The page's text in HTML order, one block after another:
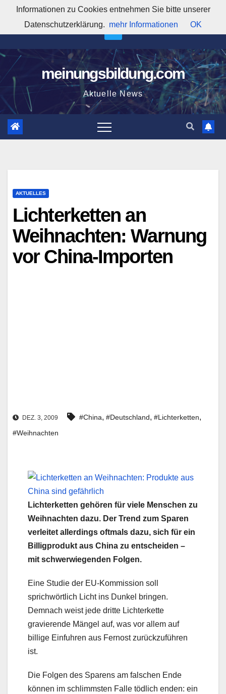
springen
11:53:23 PM
meinungsbildung.com
Aktuelle News
AKTUELLES
Lichterketten an
Weihnachten: Warnung
vor China-Importen
DEZ. 3, 2009 #China, #Deutschland, #Lichterketten,
#Weihnachten
Lichterketten gehören für viele Menschen zu
Weihnachten dazu. Der Trend zum Sparen
verleitet allerdings oftmals dazu, sich für ein
Billigprodukt aus China zu entscheiden –
mit schwerwiegenden Folgen.
Eine Studie der EU-Kommission soll
sprichwörtlich Licht ins Dunkel bringen.
Demnach weist jede dritte Lichterkette
gravierende Mängel auf, was vor allem auf
billige Einfuhren aus Fernost zurückzuführen
ist.
Die Folgen des Sparens am falschen Ende
können im schlimmsten Falle tödlich enden: ein
Informationen zu Cookies entnehmen Sie bitte unserer
Datenschutzerklärung. mehr Informationen OK